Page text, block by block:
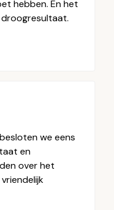
hebben. En het
we eens
en
over het